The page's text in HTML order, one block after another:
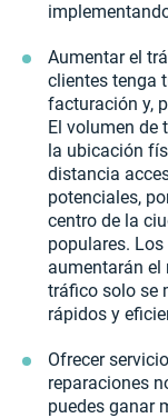
Aumentar el
clientes tenga
facturación y,
El volumen de
la ubicación
distancia
potenciales,
centro de la
populares.
aumentarán el
tráfico solo se
rápidos y
Ofrecer
reparaciones
puedes ganar